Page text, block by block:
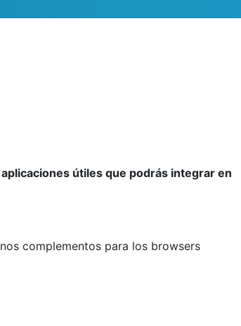
útiles que podrás integrar en
complementos para los browsers